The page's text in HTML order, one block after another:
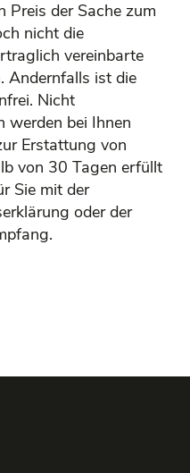
Preis der Sache zum
nicht die
vereinbarte
Andernfalls ist die
Nicht
werden bei Ihnen
Erstattung von
von 30 Tagen erfüllt
Sie mit der
oder der